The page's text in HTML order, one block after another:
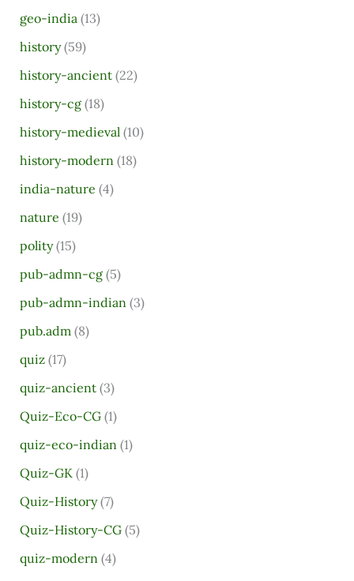
geo-india (13)
history(59)
history-ancient(22)
history-cg(18)
history-medieval (10)
history-modern (18)
india-nature (4)
nature (19)
polity(15)
pub-admn-cg(5)
pub-admn-indian (3)
pub.adm (8)
quiz(17)
quiz-ancient(3)
Quiz-Eco-CG(1)
quiz-eco-indian (1)
Quiz-GK (1)
Quiz-History(7)
Quiz-History-CG(5)
quiz-modern (4)